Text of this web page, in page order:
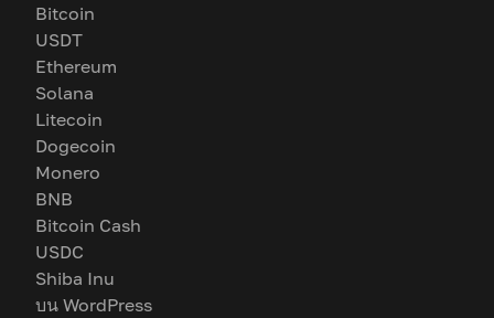
Bitcoin
USDT
Ethereum
Solana
Litecoin
Dogecoin
Monero
BNB
Bitcoin Cash
USDC
Shiba Inu
บน WordPress